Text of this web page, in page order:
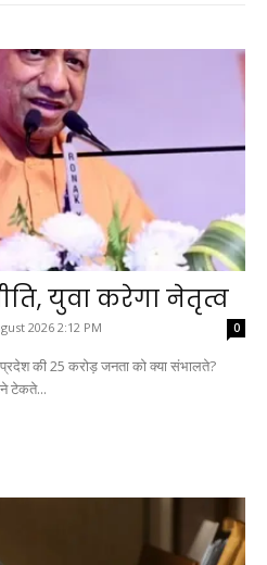
युवा करेगा नेतृत्व
2026 2:12 PM 0
की 25 करोड़ जनता को क्या संभालते?
टेकते...